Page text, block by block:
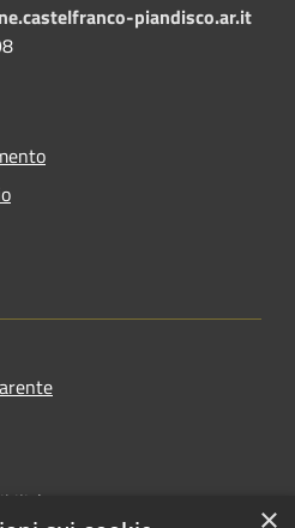
piandisco.ar.it
×